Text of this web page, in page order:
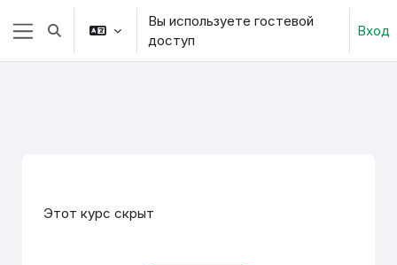
Перейти к основному содержанию
Боковая панель
Изменить данные поисковой строки
Вы используете гостевой
доступ
Вход
Этот курс скрыт